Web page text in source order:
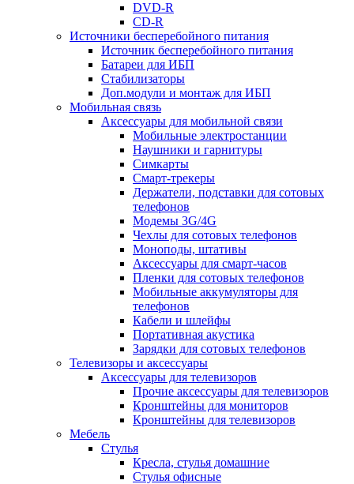
DVD-R
CD-R
Источники бесперебойного питания
Источник бесперебойного питания
Батареи для ИБП
Стабилизаторы
Доп.модули и монтаж для ИБП
Мобильная связь
Аксессуары для мобильной связи
Мобильные электростанции
Наушники и гарнитуры
Симкарты
Смарт-трекеры
Держатели, подставки для сотовых
телефонов
Модемы 3G/4G
Чехлы для сотовых телефонов
Моноподы, штативы
Аксессуары для смарт-часов
Пленки для сотовых телефонов
Мобильные аккумуляторы для
телефонов
Кабели и шлейфы
Портативная акустика
Зарядки для сотовых телефонов
Телевизоры и аксессуары
Аксессуары для телевизоров
Прочие аксессуары для телевизоров
Кронштейны для мониторов
Кронштейны для телевизоров
Мебель
Стулья
Кресла, стулья домашние
Стулья офисные